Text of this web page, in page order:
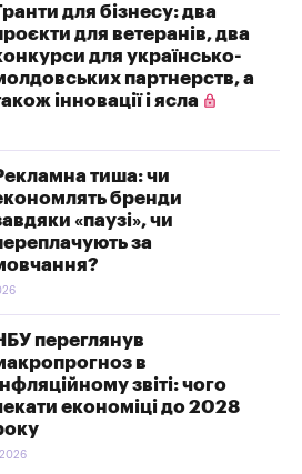
для бізнесу: два
для ветеранів, два
для українсько-
партнерств, а
інновації і ясла
тиша: чи
бренди
«паузі», чи
за
переглянув
в
Інфляційному звіті: чого
економіці до 2028